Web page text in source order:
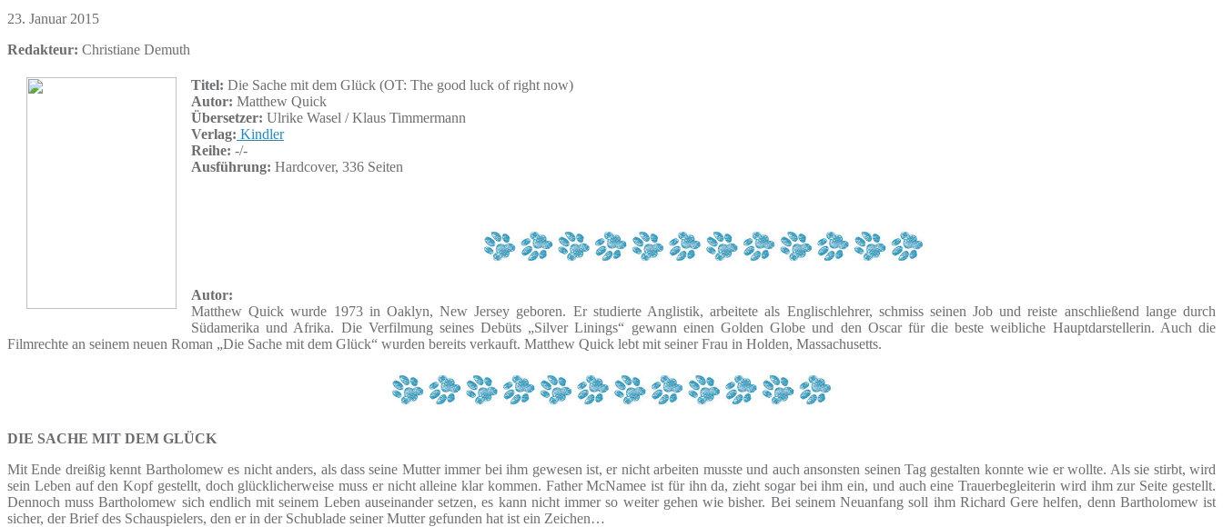
23. Januar 2015
Redakteur: Christiane Demuth
Titel: Die Sache mit dem Glück (OT: The good luck of right now)
Autor: Matthew Quick
Übersetzer: Ulrike Wasel / Klaus Timmermann
Verlag: Kindler
Reihe: -/-
Ausführung: Hardcover, 336 Seiten
Autor:
Matthew Quick wurde 1973 in Oaklyn, New Jersey geboren. Er studierte Anglistik, arbeitete als Englischlehrer, schmiss seinen Job und reiste anschließend lange durch
Südamerika und Afrika. Die Verfilmung seines Debüts „Silver Linings“ gewann einen Golden Globe und den Oscar für die beste weibliche Hauptdarstellerin. Auch die
Filmrechte an seinem neuen Roman „Die Sache mit dem Glück“ wurden bereits verkauft. Matthew Quick lebt mit seiner Frau in Holden, Massachusetts.
DIE SACHE MIT DEM GLÜCK
Mit Ende dreißig kennt Bartholomew es nicht anders, als dass seine Mutter immer bei ihm gewesen ist, er nicht arbeiten musste und auch ansonsten seinen Tag gestalten konnte wie er wollte. Als sie stirbt, wird
sein Leben auf den Kopf gestellt, doch glücklicherweise muss er nicht alleine klar kommen. Father McNamee ist für ihn da, zieht sogar bei ihm ein, und auch eine Trauerbegleiterin wird ihm zur Seite gestellt.
Dennoch muss Bartholomew sich endlich mit seinem Leben auseinander setzen, es kann nicht immer so weiter gehen wie bisher. Bei seinem Neuanfang soll ihm Richard Gere helfen, denn Bartholomew ist
sicher, der Brief des Schauspielers, den er in der Schublade seiner Mutter gefunden hat ist ein Zeichen…